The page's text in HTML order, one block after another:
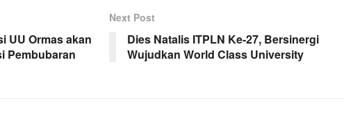
UU Ormas akan
Pembubaran
Next Post
Dies Natalis ITPLN Ke-27, Bersinergi
Wujudkan World Class University